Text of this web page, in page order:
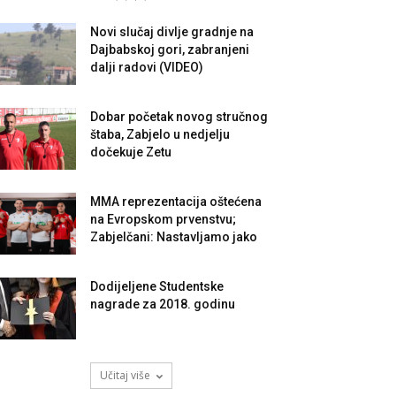
Novi slučaj divlje gradnje na
Dajbabskoj gori, zabranjeni
dalji radovi (VIDEO)
Dobar početak novog stručnog
štaba, Zabjelo u nedjelju
dočekuje Zetu
MMA reprezentacija oštećena
na Evropskom prvenstvu;
Zabjelčani: Nastavljamo jako
Dodijeljene Studentske
nagrade za 2018. godinu
Učitaj više